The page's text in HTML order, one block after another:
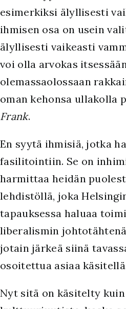
esimerkiksi älyllisesti
ihmisen osa on usein
älyllisesti vaikeasti
voi olla arvokas
olemassaolossaan
oman kehonsa ullakolla
Frank.
En syytä ihmisiä, jotka
fasilitointiin. Se on
harmittaa heidän
lehdistöllä, joka
tapauksessa haluaa
liberalismin
jotain järkeä siinä
osoitettua asiaa
Nyt sitä on käsitelty